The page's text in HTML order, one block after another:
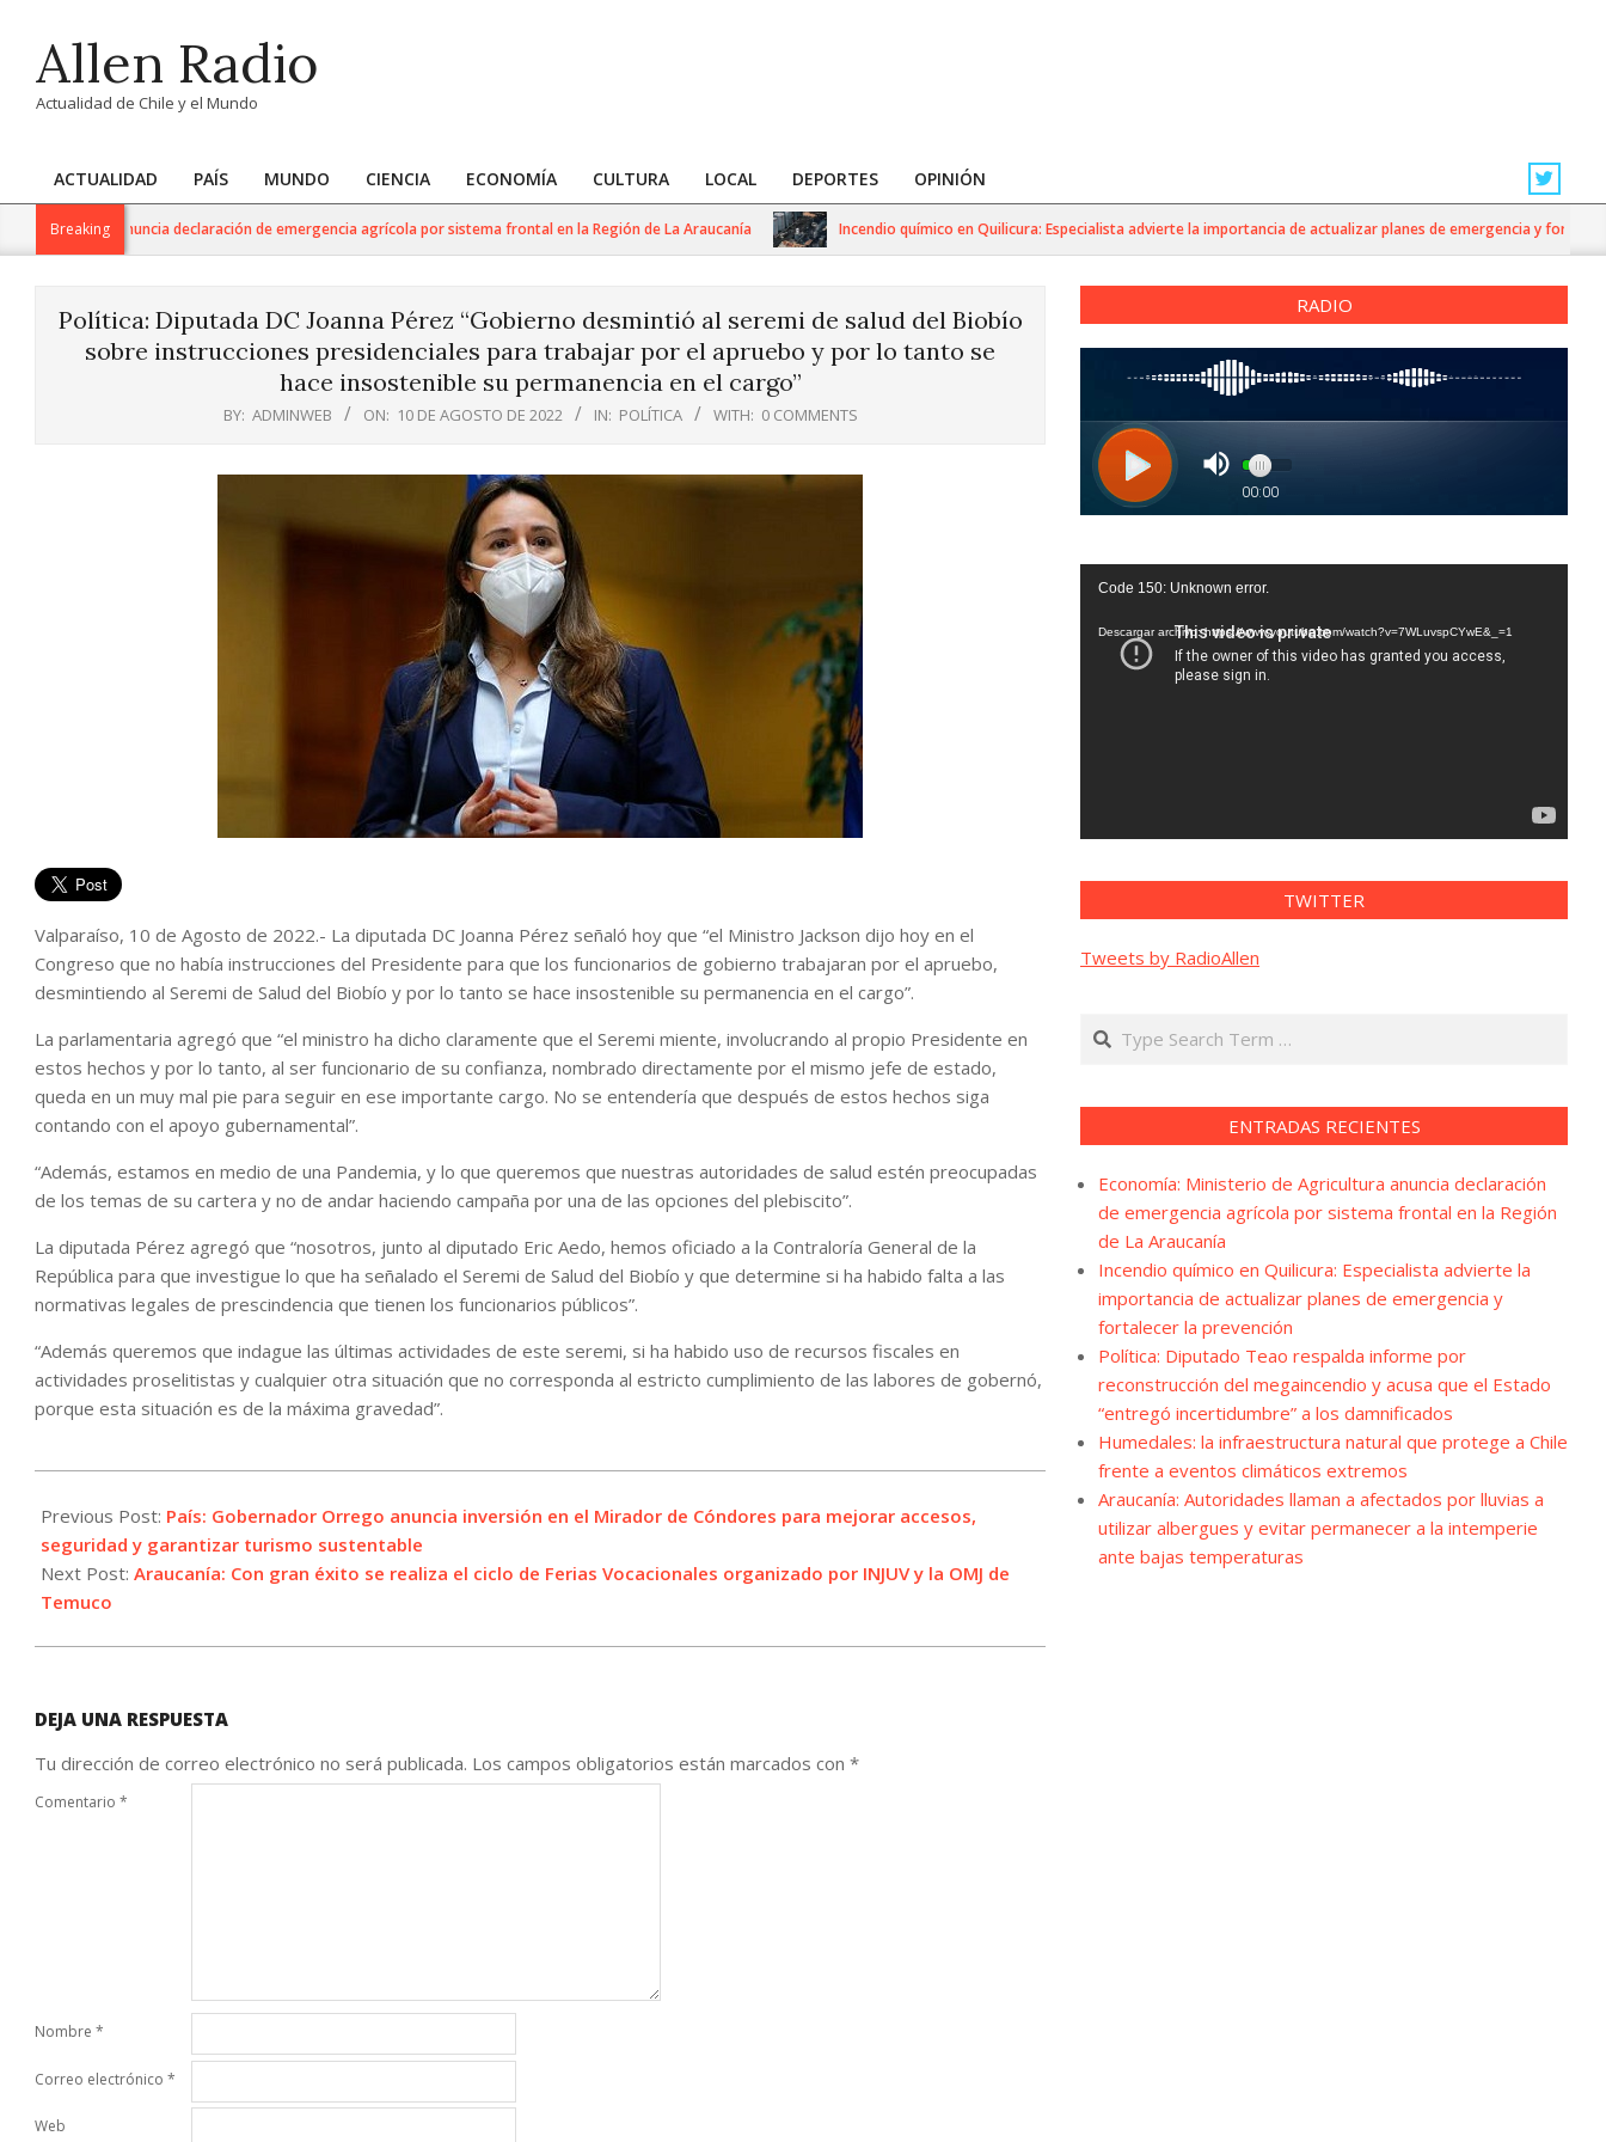
contentAllen Radio
Actualidad de Chile y el Mundo
Primary
Navigation
ACTUALIDAD PAÍS MUNDO CIENCIA ECONOMÍA CULTURA LOCAL DEPORTES OPINIÓN
Breaking
Agricultura anuncia declaración de emergencia agrícola por sistema frontal en la Región de La Araucanía Incendio químico en Quilicura: Especialista advierte la importancia de actualizar planes de emergencia y fortalecer
Política: Diputada DC Joanna Pérez “Gobierno desmintió al seremi de salud del Biobío
sobre instrucciones presidenciales para trabajar por el apruebo y por lo tanto se
hace insostenible su permanencia en el cargo”
BY: ADMINWEB ON: 10 DE AGOSTO DE 2022 IN: POLÍTICA WITH: 0 COMMENTS
Valparaíso, 10 de Agosto de 2022.- La diputada DC Joanna Pérez señaló hoy que “el Ministro Jackson dijo hoy en el
Congreso que no había instrucciones del Presidente para que los funcionarios de gobierno trabajaran por el apruebo,
desmintiendo al Seremi de Salud del Biobío y por lo tanto se hace insostenible su permanencia en el cargo”.
La parlamentaria agregó que “el ministro ha dicho claramente que el Seremi miente, involucrando al propio Presidente en
estos hechos y por lo tanto, al ser funcionario de su confianza, nombrado directamente por el mismo jefe de estado,
queda en un muy mal pie para seguir en ese importante cargo. No se entendería que después de estos hechos siga
contando con el apoyo gubernamental”.
“Además, estamos en medio de una Pandemia, y lo que queremos que nuestras autoridades de salud estén preocupadas
de los temas de su cartera y no de andar haciendo campaña por una de las opciones del plebiscito”.
La diputada Pérez agregó que “nosotros, junto al diputado Eric Aedo, hemos oficiado a la Contraloría General de la
República para que investigue lo que ha señalado el Seremi de Salud del Biobío y que determine si ha habido falta a las
normativas legales de prescindencia que tienen los funcionarios públicos”.
“Además queremos que indague las últimas actividades de este seremi, si ha habido uso de recursos fiscales en
actividades proselitistas y cualquier otra situación que no corresponda al estricto cumplimiento de las labores de gobernó,
porque esta situación es de la máxima gravedad”.
08-
10
Previous Post: País: Gobernador Orrego anuncia inversión en el Mirador de Cóndores para mejorar accesos,
seguridad y garantizar turismo sustentable
Next Post: Araucanía: Con gran éxito se realiza el ciclo de Ferias Vocacionales organizado por INJUV y la OMJ de
Temuco
DEJA UNA RESPUESTA
Tu dirección de correo electrónico no será publicada. Los campos obligatorios están marcados con *
Comentario *
Nombre *
Correo electrónico *
Web
RADIO
Reproductor
vídeo
Code 150: Unknown error.
Descargar archivo: https://www.youtube.com/watch?v=7WLuvspCYwE&_=1
TWITTER
Tweets by RadioAllen
Search
ENTRADAS RECIENTES
Economía: Ministerio de Agricultura anuncia declaración
de emergencia agrícola por sistema frontal en la Región
de La Araucanía
Incendio químico en Quilicura: Especialista advierte la
importancia de actualizar planes de emergencia y
fortalecer la prevención
Política: Diputado Teao respalda informe por
reconstrucción del megaincendio y acusa que el Estado
“entregó incertidumbre” a los damnificados
Humedales: la infraestructura natural que protege a Chile
frente a eventos climáticos extremos
Araucanía: Autoridades llaman a afectados por lluvias a
utilizar albergues y evitar permanecer a la intemperie
ante bajas temperaturas